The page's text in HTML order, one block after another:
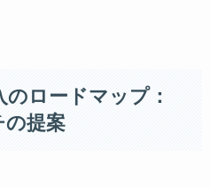
ロードマップ：
の提案